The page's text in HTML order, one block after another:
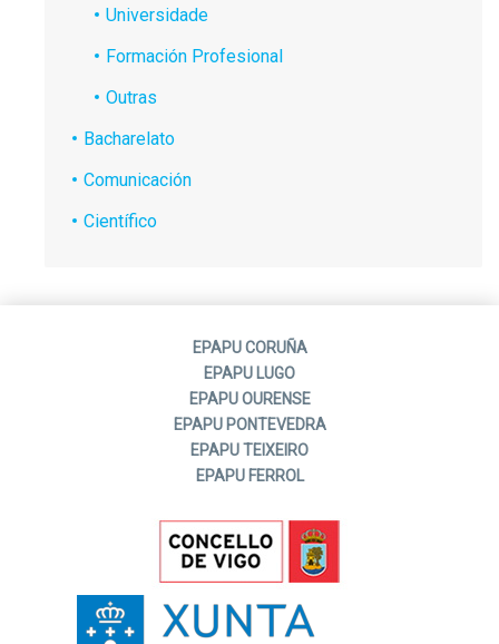
Universidade
Formación Profesional
Outras
Bacharelato
Comunicación
Científico
EPAPU CORUÑA
EPAPU LUGO
EPAPU OURENSE
EPAPU PONTEVEDRA
EPAPU TEIXEIRO
EPAPU FERROL